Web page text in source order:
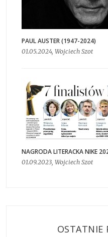
PAUL AUSTER (1947-2024)
01.05.2024, Wojciech Szot
NAGRODA LITERACKA NIKE
01.09.2023, Wojciech Szot
OSTATNIE